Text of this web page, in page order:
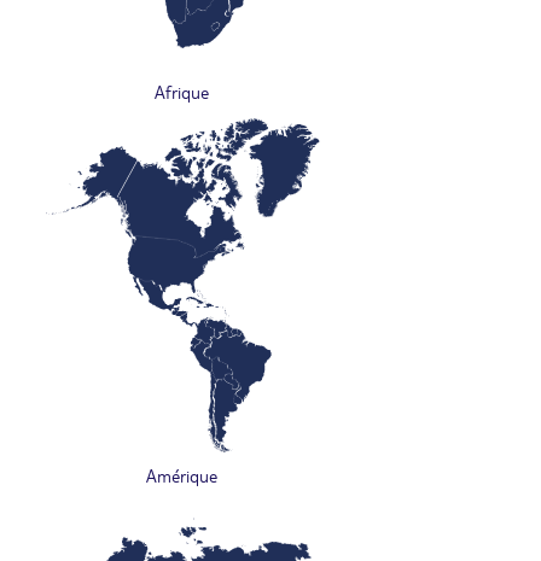
Afrique
Amérique